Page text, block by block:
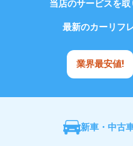
当店のサービスを
最新のカーリフ
業界最安値!
新車・中古